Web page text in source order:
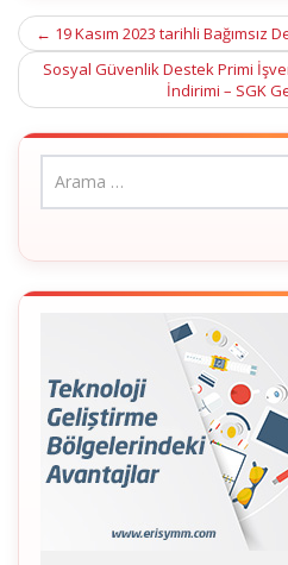
Post
navigation
← 19 Kasım 2023 tarihli Bağımsız
Sosyal Güvenlik Destek Primi
İndirimi – SGK